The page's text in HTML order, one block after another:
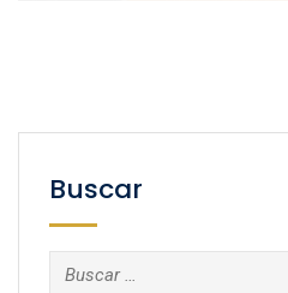
Buscar
Buscar: